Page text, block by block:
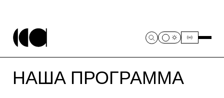
НАША ПРОГРАММА